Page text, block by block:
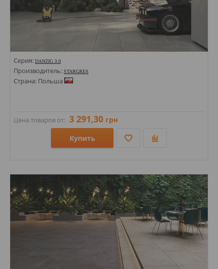
Серия: DANZIG 3.0
Производитель: STARGRES
Страна: Польша
Цена товаров от: 3 291,30 грн
Купить
Стили: Под бетон; Под камень; Под металл;
Цвета: